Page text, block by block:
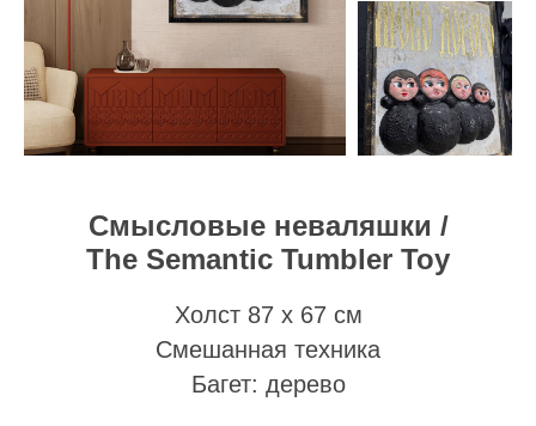
Смысловые неваляшки /
The Semantic Tumbler Toy
Холст 87 х 67 см
Смешанная техника
Багет: дерево